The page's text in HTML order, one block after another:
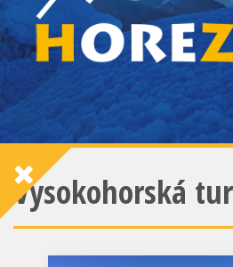
Vysokohorská